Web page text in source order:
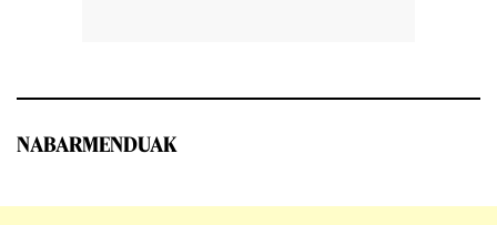
NABARMENDUAK